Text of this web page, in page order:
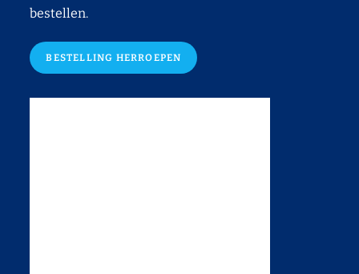
bestellen.
BESTELLING HERROEPEN